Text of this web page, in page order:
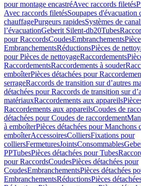
pour montage encastréAvec raccords filetés
Avec raccords filetésSoupapes d'évacuation
chauffagePurgeurs rapidesSystèmes de
l’évacuationGeberit Silent-db20Tubes
pour RaccordsCoudesEmbranchements
EmbranchementsRéductionsPièces de
pour Pièces de nettoyageRaccordements
RaccordementsRaccordements à souder
emboîterPièces détachées pour
serrageRaccords de transition sur d’autres
détachées pour Raccords de transition sur
matériauxRaccordements aux appareils
Raccordements aux appareilsCoudes de
détachées pour Coudes de raccordement
à emboîterPièces détachées pour Manchons
emboîterAccessoiresColliersFixations pour
colliersFermeturesJointsConsommables
PPTubesPièces détachées pour Tubes
pour RaccordsCoudesPièces détachées pour
CoudesEmbranchementsPièces détachées
EmbranchementsRéductionsPièces